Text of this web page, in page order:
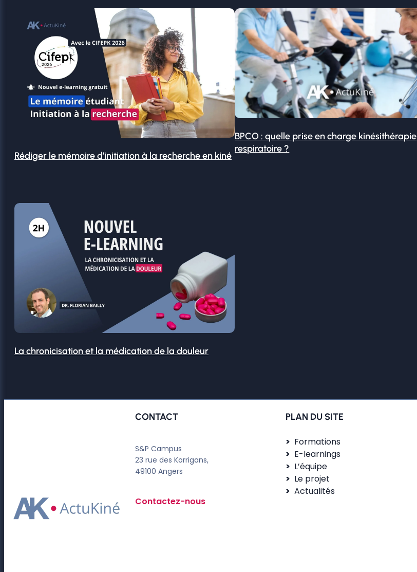
Rédiger le mémoire d’initiation à la recherche en kiné
BPCO : quelle prise en charge kinésithérapie
respiratoire ?
La chronicisation et la médication de la douleur
CONTACT
S&P Campus
23 rue des Korrigans,
49100 Angers
Contactez-nous
PLAN DU SITE
Formations
E-learnings
L’équipe
Le projet
Actualités